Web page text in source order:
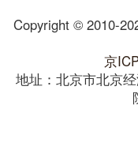
Copyright © 2010-
京
地址：北京市北京